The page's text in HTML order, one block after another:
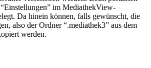
im MediathekView-
Da hinein können, falls gewünscht, die
also der Ordner “.mediathek3” aus dem
werden.